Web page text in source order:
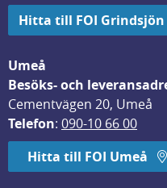
Hitta till FOI Grindsjön
Umeå
Besöks- och
Cementvägen 20, Umeå
Telefon: 090-10 66 00
Hitta till FOI Umeå